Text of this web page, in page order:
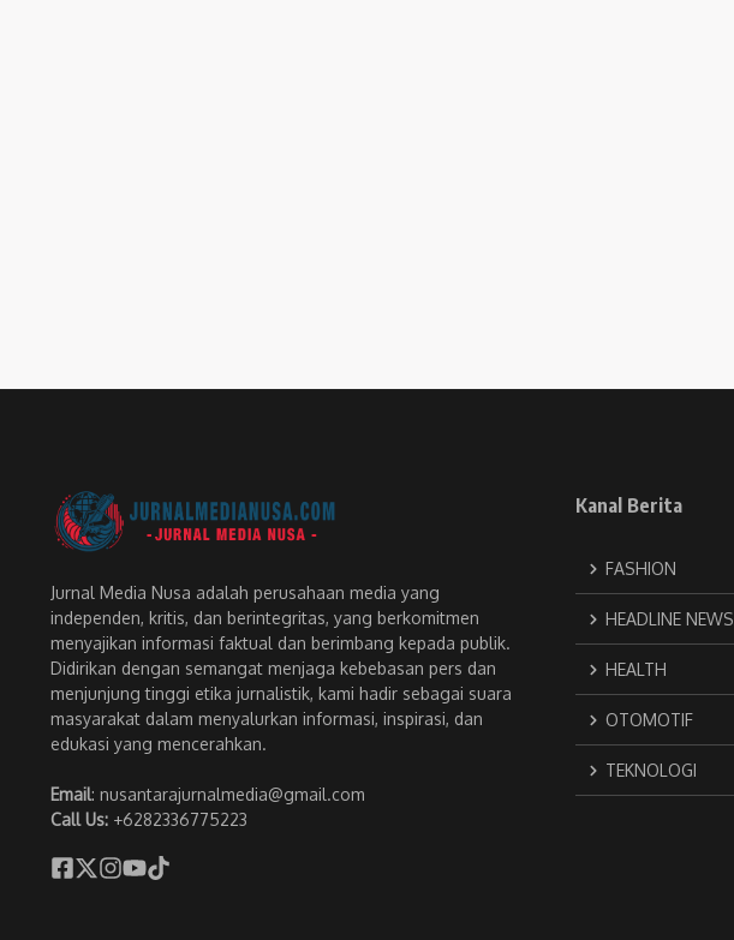
Jurnal Media Nusa adalah perusahaan media yang
independen, kritis, dan berintegritas, yang berkomitmen
menyajikan informasi faktual dan berimbang kepada publik.
Didirikan dengan semangat menjaga kebebasan pers dan
menjunjung tinggi etika jurnalistik, kami hadir sebagai suara
masyarakat dalam menyalurkan informasi, inspirasi, dan
edukasi yang mencerahkan.
Email: nusantarajurnalmedia@gmail.com
Call Us: +6282336775223
Kanal Berita
FASHION
HEADLINE NEWS
HEALTH
OTOMOTIF
TEKNOLOGI